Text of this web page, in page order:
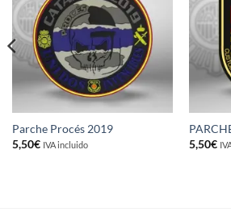
Parche Procés 2019
5,50€ IVA incluido
5,50€